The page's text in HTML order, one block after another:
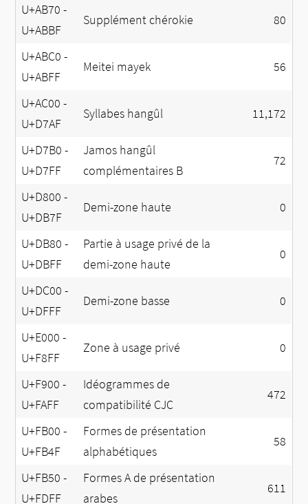
U+AB70 -
U+ABBF
Supplément chérokie 80
U+ABC0 -
U+ABFF
Meitei mayek 56
U+AC00 -
U+D7AF
Syllabes hangûl 11,172
U+D7B0 -
U+D7FF
Jamos hangûl
complémentaires B
72
U+D800 -
U+DB7F
Demi-zone haute 0
U+DB80 -
U+DBFF
Partie à usage privé de la
demi-zone haute
0
U+DC00 -
U+DFFF
Demi-zone basse 0
U+E000 -
U+F8FF
Zone à usage privé 0
U+F900 -
U+FAFF
Idéogrammes de
compatibilité CJC
472
U+FB00 -
U+FB4F
Formes de présentation
alphabétiques
58
U+FB50 -
U+FDFF
Formes A de présentation
arabes
611